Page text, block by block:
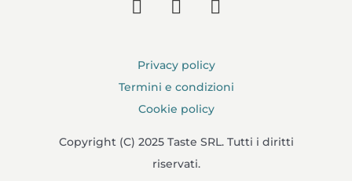
Privacy policy
Termini e condizioni
Cookie policy
Copyright (C) 2025 Taste SRL. Tutti i diritti
riservati.